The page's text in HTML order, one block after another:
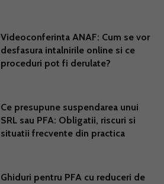
Videoconferinta ANAF: Cum se vor
desfasura intalnirile online si ce
proceduri pot fi derulate?
Ce presupune suspendarea unui
SRL sau PFA: Obligatii, riscuri si
situatii frecvente din practica
Ghiduri pentru PFA cu reduceri de